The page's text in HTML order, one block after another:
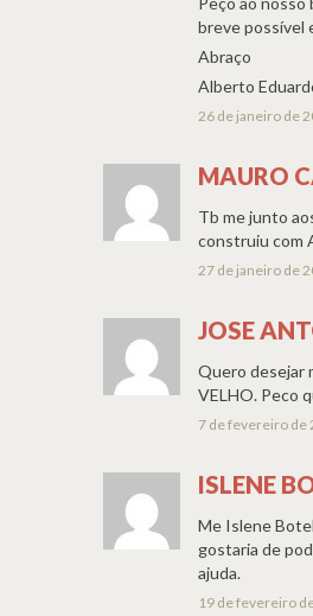
breve possível
Abraço
Alberto
26 de janeiro de
MAURO
Tb me junto
construiu com
27 de janeiro de
JOSE
Quero desejar
VELHO. Peco
7 de fevereiro de
ISLENE
Me Islene
gostaria de
ajuda.
19 de fevereiro